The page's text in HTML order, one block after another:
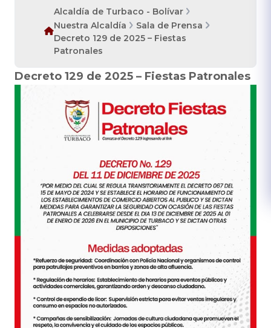
Alcaldía de Turbaco - Bolívar
Nuestra Alcaldía
Sala de Prensa
Decreto 129 de 2025 – Fiestas
Patronales
Decreto 129 de 2025 – Fiestas Patronales